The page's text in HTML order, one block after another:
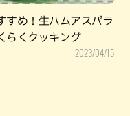
すめ！生ハムアスパラ
らくクッキング
2023/04/15